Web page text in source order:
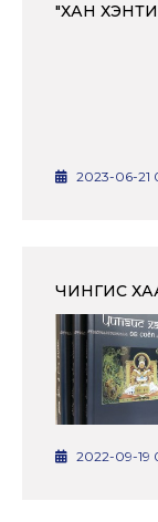
"ХАН
2023-06-21
ЧИНГИС
2022-09-19